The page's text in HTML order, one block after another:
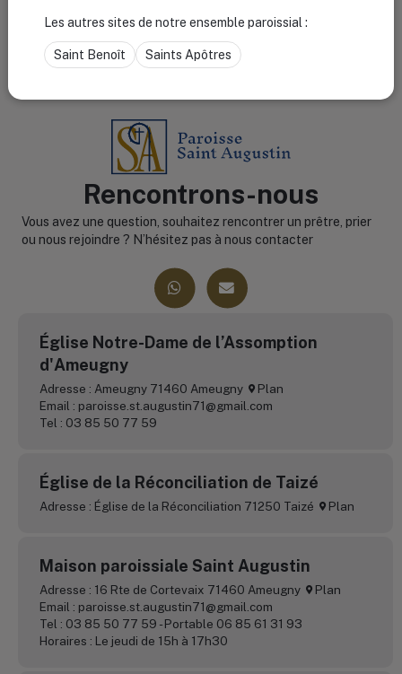
Rencontrons-nous
Vous avez une question, souhaitez rencontrer un prêtre, prier
ou nous rejoindre ? N’hésitez pas à nous contacter
Église Notre-Dame de l’Assomption
d'Ameugny
Adresse : Ameugny 71460 Ameugny
Plan
Email : paroisse.st.augustin71@gmail.com
Tel : 03 85 50 77 59
Église de la Réconciliation de Taizé
Adresse : Église de la Réconciliation 71250 Taizé Plan
Maison paroissiale Saint Augustin
Adresse : 16 Rte de Cortevaix 71460 Ameugny
Plan
Email : paroisse.st.augustin71@gmail.com
Tel : 03 85 50 77 59 - Portable 06 85 61 31 93
Horaires : Le jeudi de 15h à 17h30
Les autres sites de notre ensemble paroissial :
Saint Benoît Saints Apôtres